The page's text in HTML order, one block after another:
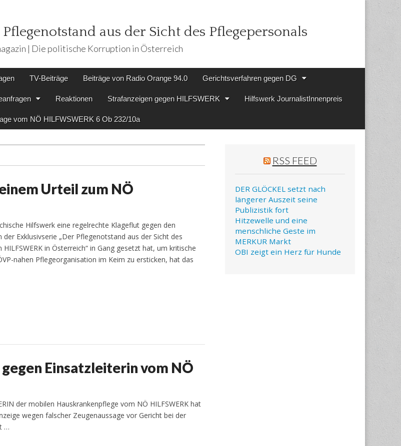
aus der Sicht des Pflegepersonals
| Die politische Korruption in Österreich
TV-Beiträge Beiträge von Radio Orange 94.0 Gerichtsverfahren gegen DG
Reaktionen Strafanzeigen gegen HILFSWERK Hilfswerk JournalistInnenpreis
vom NÖ HILFWSWERK 6 Ob 232/10a
Urteil zum NÖ
Hilfswerk eine regelrechte Klageflut gegen den
Exklusivserie „Der Pflegenotstand aus der Sicht des
in Österreich“ in Gang gesetzt hat, um kritische
nahen Pflegeorganisation im Keim zu ersticken, hat das
Einsatzleiterin vom NÖ
der mobilen Hauskrankenpflege vom NÖ HILFSWERK hat
wegen falscher Zeugenaussage vor Gericht bei der
…
RSS FEED
DER GLÖCKEL setzt nach
längerer Auszeit seine
Publizistik fort
Hitzewelle und eine
menschliche Geste im
MERKUR Markt
OBI zeigt ein Herz für Hunde